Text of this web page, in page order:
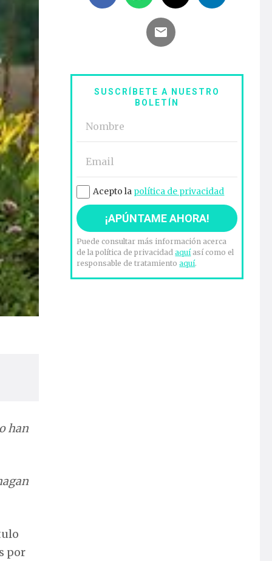
han
por
SUSCRÍBETE A NUESTRO
BOLETÍN
Acepto la política de privacidad
Puede consultar más información acerca
de la política de privacidadaquíasí como el
responsable de tratamientoaquí.